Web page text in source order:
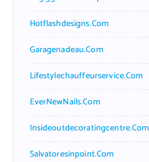
Hotflashdesigns.com
Garagenadeau.com
Lifestylechauffeurservice.com
EverNewNails.com
Insideoutdecoratingcentre.com
Salvatoresinpoint.com